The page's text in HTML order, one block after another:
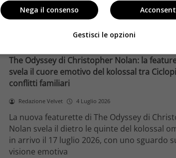
The Odyssey di Christopher Nolan: la
svela il cuore emotivo del kolossal tra
conflitti familiari
Redazione Velvet 4 Luglio 2026
La nuova featurette di The Odyssey di
Nolan svela il dietro le quinte del kolossal
in arrivo il 17 luglio 2026, con uno sguardo
visione emotiva
Nega il consenso
Gestisci le opzioni